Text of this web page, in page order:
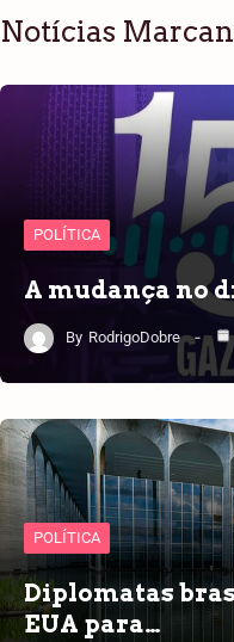
Notícias
POLÍTICA
A mudança no
By RodrigoDobre
POLÍTICA
Diplomatas
EUA para…